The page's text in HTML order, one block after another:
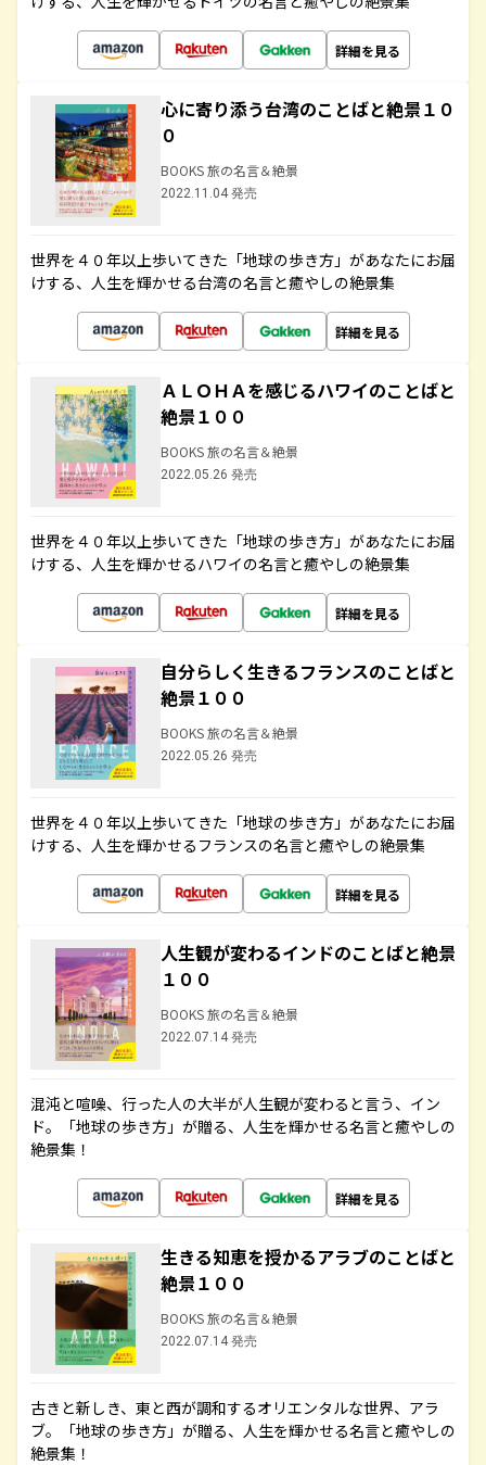
詳細を見る
心に寄り添う台湾のことばと絶景１０
０
BOOKS 旅の名言＆絶景
2022.11.04 発売
世界を４０年以上歩いてきた「地球の歩き方」があなたにお届
けする、人生を輝かせる台湾の名言と癒やしの絶景集
詳細を見る
ＡＬＯＨＡを感じるハワイのことばと
絶景１００
BOOKS 旅の名言＆絶景
2022.05.26 発売
世界を４０年以上歩いてきた「地球の歩き方」があなたにお届
けする、人生を輝かせるハワイの名言と癒やしの絶景集
詳細を見る
自分らしく生きるフランスのことばと
絶景１００
BOOKS 旅の名言＆絶景
2022.05.26 発売
世界を４０年以上歩いてきた「地球の歩き方」があなたにお届
けする、人生を輝かせるフランスの名言と癒やしの絶景集
詳細を見る
人生観が変わるインドのことばと絶景
１００
BOOKS 旅の名言＆絶景
2022.07.14 発売
混沌と喧噪、行った人の大半が人生観が変わると言う、イン
ド。「地球の歩き方」が贈る、人生を輝かせる名言と癒やしの
絶景集！
詳細を見る
生きる知恵を授かるアラブのことばと
絶景１００
BOOKS 旅の名言＆絶景
2022.07.14 発売
古きと新しき、東と西が調和するオリエンタルな世界、アラ
ブ。「地球の歩き方」が贈る、人生を輝かせる名言と癒やしの
絶景集！